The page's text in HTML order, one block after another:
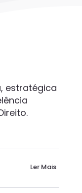
estratégica
Ler Mais